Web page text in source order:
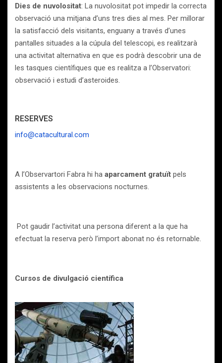
Dies de nuvolositat: La nuvolositat pot impedir la correcta
observació una mitjana d’uns tres dies al mes. Per millorar
la satisfacció dels visitants, enguany a través d’unes
pantalles situades a la cúpula del telescopi, es realitzarà
una activitat alternativa en que es podrà descobrir una de
les tasques científiques que es realitza a l’Observatori:
observació i estudi d’asteroides.
RESERVES
info@catacultural.com
A l’Observartori Fabra hi ha aparcament gratuït pels
assistents a les observacions nocturnes.
Pot gaudir l’activitat una persona diferent a la que ha
efectuat la reserva però l’import abonat no és retornable.
Cursos de divulgació científica